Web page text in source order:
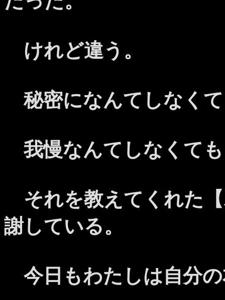
けれど違う。
秘密になんてしなく
我慢なんてしなくて
それを教えてくれた
謝している。
今日もわたしは自分